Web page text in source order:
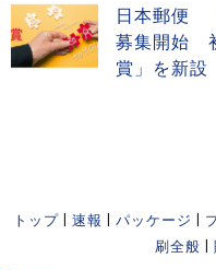
日本郵便
募集開始
賞」を新設
トップ 速報 パッケージ
刷全般